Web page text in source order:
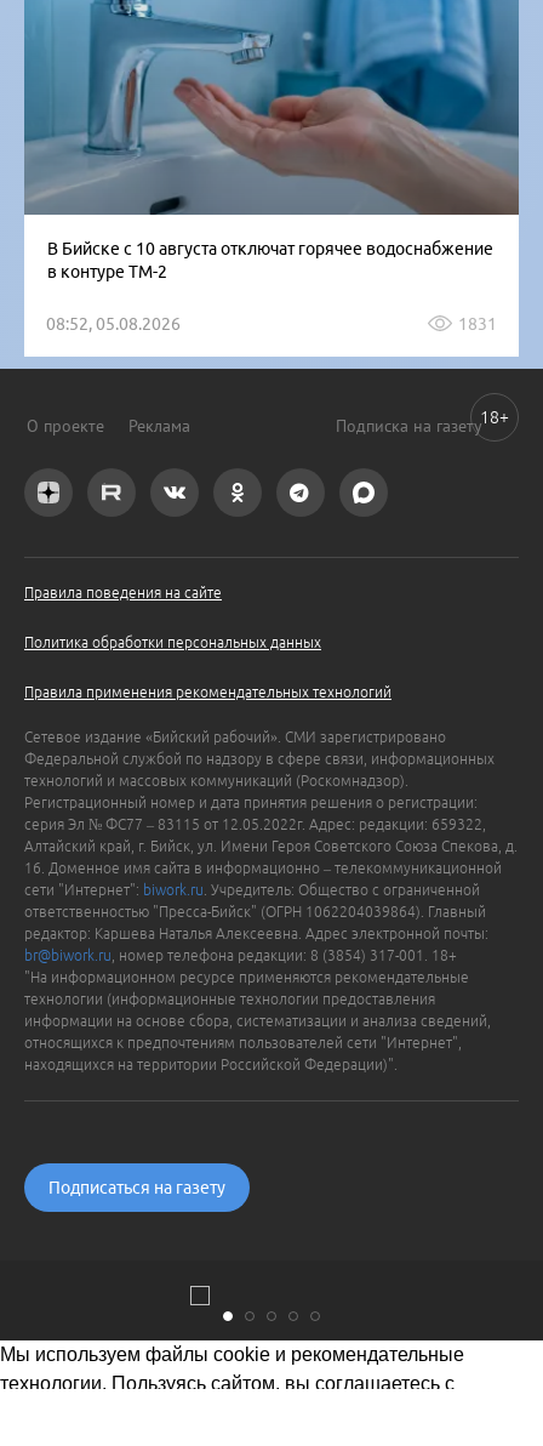
В Бийске с 10 августа отключат горячее водоснабжение
в контуре ТМ-2
08:52, 05.08.2026 1831
О проекте Реклама Подписка на газету
Правила поведения на сайте
Политика обработки персональных данных
Правила применения рекомендательных технологий
Сетевое издание «Бийский рабочий». СМИ зарегистрировано
Федеральной службой по надзору в сфере связи, информационных
технологий и массовых коммуникаций (Роскомнадзор).
Регистрационный номер и дата принятия решения о регистрации:
серия Эл № ФС77 – 83115 от 12.05.2022г. Адрес: редакции: 659322,
Алтайский край, г. Бийск, ул. Имени Героя Советского Союза Спекова, д.
16. Доменное имя сайта в информационно – телекоммуникационной
сети "Интернет": biwork.ru . Учредитель: Общество с ограниченной
ответственностью "Пресса-Бийск" (ОГРН 1062204039864). Главный
редактор: Каршева Наталья Алексеевна. Адрес электронной почты:
br@biwork.ru , номер телефона редакции: 8 (3854) 317-001. 18+
"На информационном ресурсе применяются рекомендательные
технологии (информационные технологии предоставления
информации на основе сбора, систематизации и анализа сведений,
относящихся к предпочтениям пользователей сети "Интернет",
находящихся на территории Российской Федерации)".
Подписаться на газету
18+
Мы используем файлы cookie и рекомендательные
технологии. Пользуясь сайтом, вы соглашаетесь с